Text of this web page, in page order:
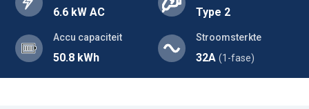
6.6 kW AC Type 2
Accu capaciteit
50.8 kWh
Stroomsterkte
32A (1-fase)